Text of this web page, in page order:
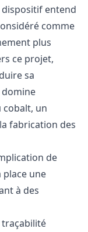
dispositif entend
comme
plus
ce projet,
sa
domine
un
fabrication des
de
place une
à des